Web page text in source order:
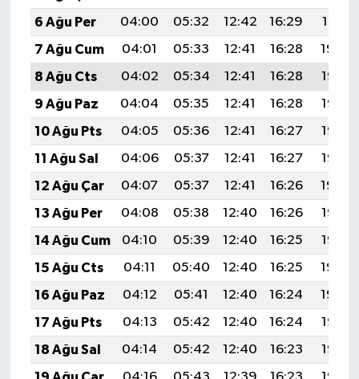
6 Ağu Per
04:00 05:32 12:42 16:29
19:41
7 Ağu Cum
04:01 05:33 12:41 16:28
19:39
8 Ağu Cts
04:02 05:34 12:41 16:28
19:38
9 Ağu Paz
04:04 05:35 12:41 16:28
19:37
10 Ağu Pts
04:05 05:36 12:41 16:27
19:36
11 Ağu Sal
04:06 05:37 12:41 16:27
19:35
12 Ağu Çar
04:07 05:37 12:41 16:26
19:34
13 Ağu Per
04:08 05:38 12:40 16:26
19:33
14 Ağu Cum
04:10 05:39 12:40 16:25
19:32
15 Ağu Cts
04:11 05:40 12:40 16:25
19:30
16 Ağu Paz
04:12 05:41 12:40 16:24
19:29
17 Ağu Pts
04:13 05:42 12:40 16:24
19:28
18 Ağu Sal
04:14 05:42 12:40 16:23
19:27